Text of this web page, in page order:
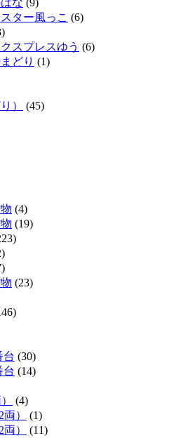
な (9)
ター風っこ (6)
スプレスゆう (6)
どり (1)
）
(45)
(4)
(19)
(23)
台 (30)
台 (14)
(4)
）
(1)
）
(11)